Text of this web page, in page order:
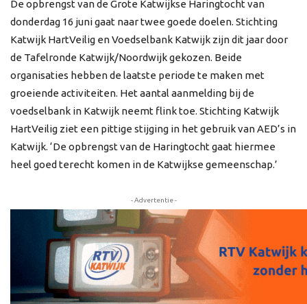
De opbrengst van de Grote Katwijkse Haringtocht van
donderdag 16 juni gaat naar twee goede doelen. Stichting
Katwijk HartVeilig en Voedselbank Katwijk zijn dit jaar door
de Tafelronde Katwijk/Noordwijk gekozen. Beide
organisaties hebben de laatste periode te maken met
groeiende activiteiten. Het aantal aanmelding bij de
voedselbank in Katwijk neemt flink toe. Stichting Katwijk
HartVeilig ziet een pittige stijging in het gebruik van AED’s in
Katwijk. ‘De opbrengst van de Haringtocht gaat hiermee
heel goed terecht komen in de Katwijkse gemeenschap.’
- Advertentie -